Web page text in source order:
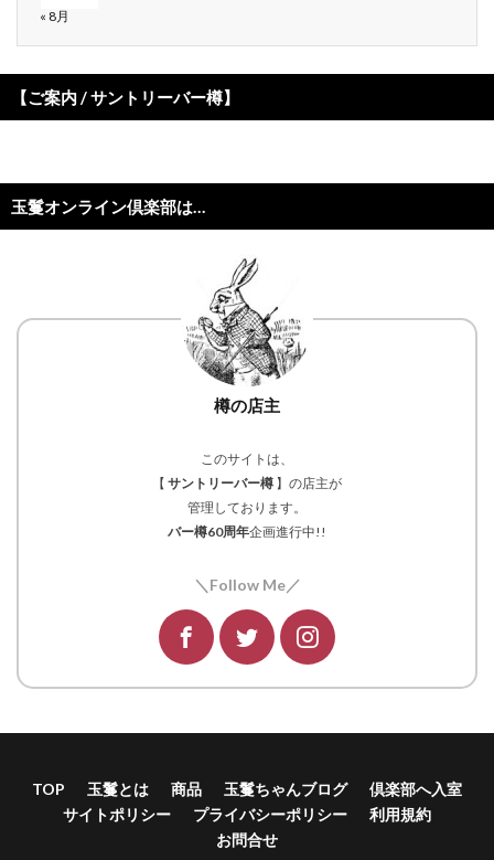
« 8月
【ご案内 / サントリーバー樽】
玉鬘オンライン倶楽部は…
樽の店主
このサイトは、
【 サントリーバー樽 】の店主が
管理しております。
バー樽60周年企画進行中!!
＼Follow Me／
TOP 玉鬘とは 商品 玉鬘ちゃんブログ
倶楽部へ入室
サイトポリシー
プライバシーポリシー
利用規約
お問合せ